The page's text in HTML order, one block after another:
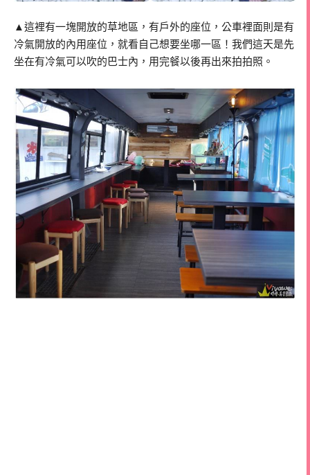
▲這裡有一塊開放的草地區，有戶外的座位，公車裡面則是有
冷氣開放的內用座位，就看自己想要坐哪一區！我們這天是先
坐在有冷氣可以吹的巴士內，用完餐以後再出來拍拍照。